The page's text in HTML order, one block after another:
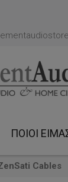
ΠΟΙΟΙ
Cables